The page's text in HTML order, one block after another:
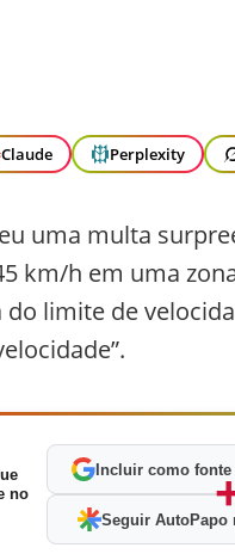
Claude Perplexity
uma multa
km/h em uma
limite de
no
Incluir como
Seguir AutoPapo